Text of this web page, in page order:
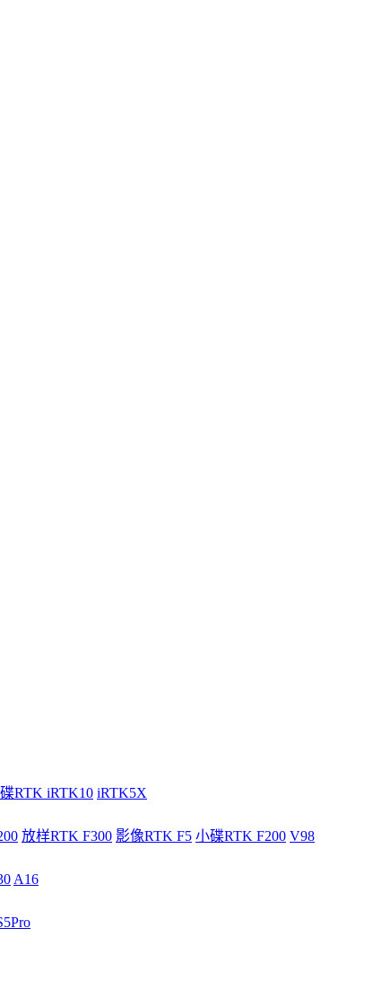
RTK iRTK10 iRTK5X
放样RTK F300 影像RTK F5 小碟RTK F200 V98
A16